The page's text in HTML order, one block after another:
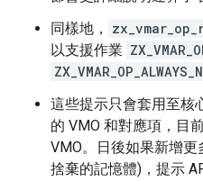
同樣地，
以支援作業
這些提示只會套用至核
的 VMO 和對應項，目
VMO。日後如果新增
捨棄的記憶體)，提示